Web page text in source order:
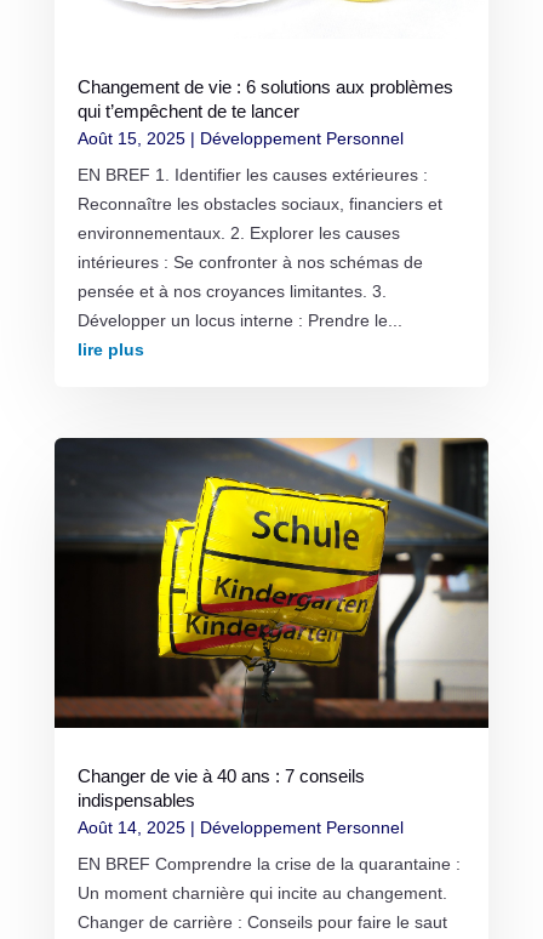
Changement de vie : 6 solutions aux problèmes
qui t’empêchent de te lancer
Août 15, 2025| Développement Personnel
EN BREF 1. Identifier les causes extérieures :
Reconnaître les obstacles sociaux, financiers et
environnementaux. 2. Explorer les causes
intérieures : Se confronter à nos schémas de
pensée et à nos croyances limitantes. 3.
Développer un locus interne : Prendre le...
lire plus
Changer de vie à 40 ans : 7 conseils
indispensables
Août 14, 2025| Développement Personnel
EN BREF Comprendre la crise de la quarantaine :
Un moment charnière qui incite au changement.
Changer de carrière : Conseils pour faire le saut